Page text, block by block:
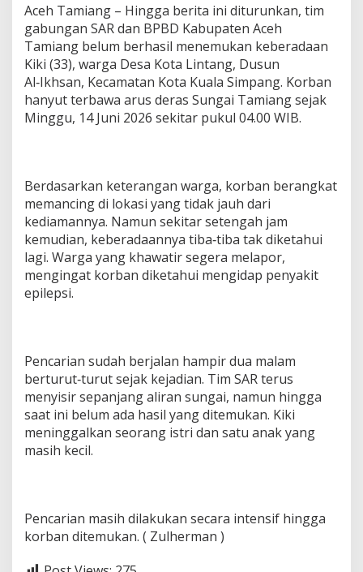
,
P
e
m
u
d
a
e
d
a
p
E
p
i
e
u
m
D
i
a
n
Aceh Tamiang – Hingga berita ini diturunkan, tim
gabungan SAR dan BPBD Kabupaten Aceh
Tamiang belum berhasil menemukan keberadaan
Kiki (33), warga Desa Kota Lintang, Dusun
Al‑Ikhsan, Kecamatan Kota Kuala Simpang. Korban
hanyut terbawa arus deras Sungai Tamiang sejak
Minggu, 14 Juni 2026 sekitar pukul 04.00 WIB.
Berdasarkan keterangan warga, korban berangkat
memancing di lokasi yang tidak jauh dari
kediamannya. Namun sekitar setengah jam
kemudian, keberadaannya tiba‑tiba tak diketahui
lagi. Warga yang khawatir segera melapor,
mengingat korban diketahui mengidap penyakit
epilepsi.
Pencarian sudah berjalan hampir dua malam
berturut‑turut sejak kejadian. Tim SAR terus
menyisir sepanjang aliran sungai, namun hingga
saat ini belum ada hasil yang ditemukan. Kiki
meninggalkan seorang istri dan satu anak yang
masih kecil.
Pencarian masih dilakukan secara intensif hingga
korban ditemukan. ( Zulherman )